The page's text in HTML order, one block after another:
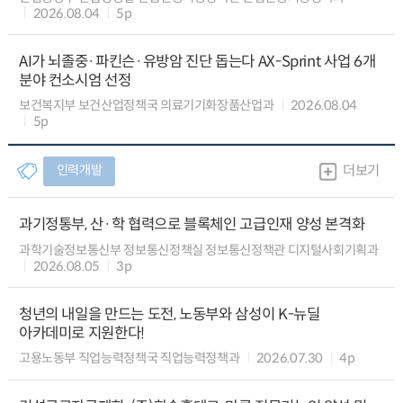
2026.08.04
5p
AI가 뇌졸중·파킨슨·유방암 진단 돕는다 AX-Sprint 사업 6개
분야 컨소시엄 선정
보건복지부 보건산업정책국 의료기기화장품산업과
2026.08.04
5p
인력개발 더보기
과기정통부, 산·학 협력으로 블록체인 고급인재 양성 본격화
과학기술정보통신부 정보통신정책실 정보통신정책관 디지털사회기획과
2026.08.05
3p
청년의 내일을 만드는 도전, 노동부와 삼성이 K-뉴딜
아카데미로 지원한다!
고용노동부 직업능력정책국 직업능력정책과 2026.07.30 4p